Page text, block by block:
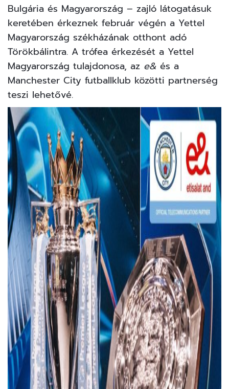
Bulgária és Magyarország – zajló látogatásuk
keretében érkeznek február végén a Yettel
Magyarország székházának otthont adó
Törökbálintra. A trófea érkezését a Yettel
Magyarország tulajdonosa, az e& és a
Manchester City futballklub közötti partnerség
teszi lehetővé.